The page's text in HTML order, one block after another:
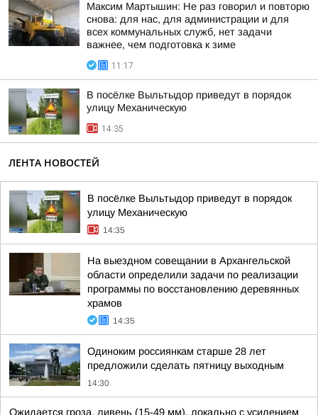
Максим Мартышин: Не раз говорил и повторю
снова: для нас, для администрации и для
всех коммунальных служб, нет задачи
важнее, чем подготовка к зиме
11:17
В посёлке Выльтыдор приведут в порядок
улицу Механическую
14:35
ЛЕНТА НОВОСТЕЙ
В посёлке Выльтыдор приведут в порядок
улицу Механическую
14:35
На выездном совещании в Архангельской
области определили задачи по реализации
программы по восстановлению деревянных
храмов
14:35
Одиноким россиянкам старше 28 лет
предложили сделать пятницу выходным
14:30
Ожидается гроза, ливень (15-49 мм), локально с усилением